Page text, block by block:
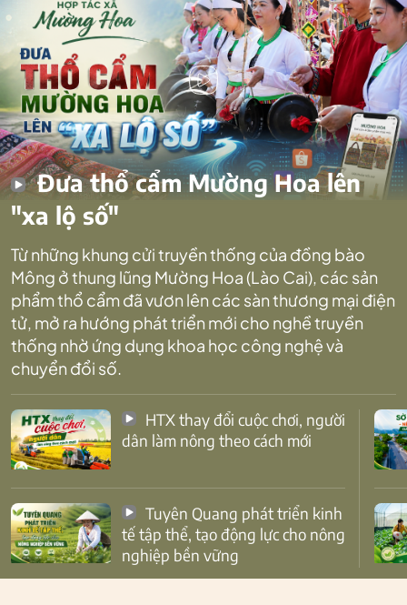
Đưa thổ cẩm Mường Hoa lên
"xa lộ số"
Từ những khung cửi truyền thống của đồng bào
Mông ở thung lũng Mường Hoa (Lào Cai), các sản
phẩm thổ cẩm đã vươn lên các sàn thương mại điện
tử, mở ra hướng phát triển mới cho nghề truyền
thống nhờ ứng dụng khoa học công nghệ và
chuyển đổi số.
dân làm nông theo cách mới
tế tập thể, tạo động lực cho nông
nghiệp bền vững